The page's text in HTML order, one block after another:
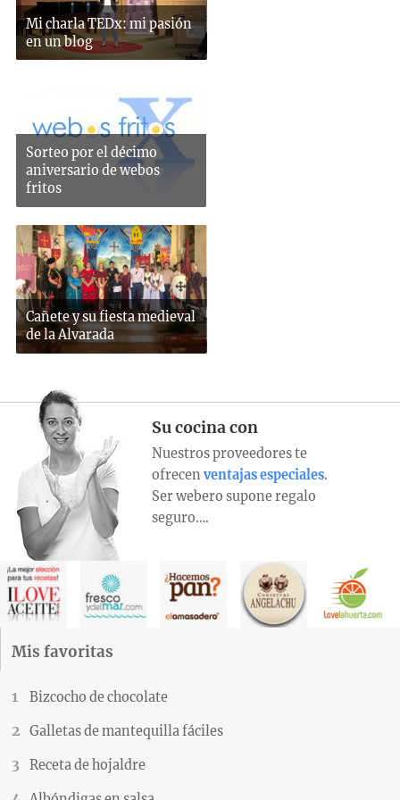
Mi charla TEDx: mi pasión
en un blog
Sorteo por el décimo
aniversario de webos
fritos
Cañete y su fiesta medieval
de la Alvarada
Su cocina con
Nuestros proveedores te
ofrecen ventajas especiales.
Ser webero supone regalo
seguro….
Mis favoritas
Bizcocho de chocolate
Galletas de mantequilla fáciles
Receta de hojaldre